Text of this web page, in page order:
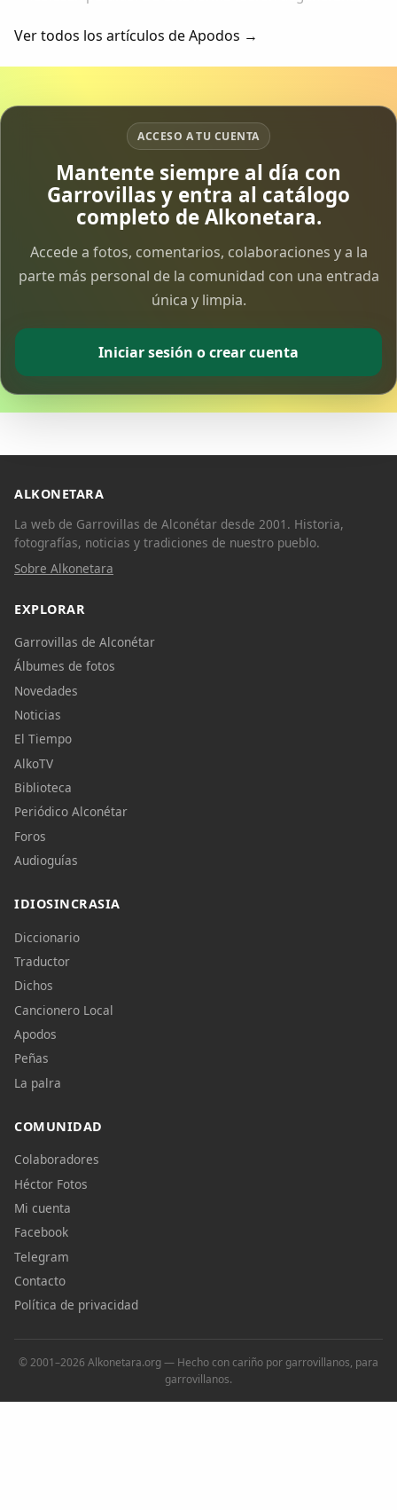
Ver todos los artículos de Apodos →
ACCESO A TU CUENTA
Mantente siempre al día con
Garrovillas y entra al catálogo
completo de Alkonetara.
Accede a fotos, comentarios, colaboraciones y a la
parte más personal de la comunidad con una entrada
única y limpia.
Iniciar sesión o crear cuenta
ALKONETARA
La web de Garrovillas de Alconétar desde 2001. Historia,
fotografías, noticias y tradiciones de nuestro pueblo.
Sobre Alkonetara
EXPLORAR
Garrovillas de Alconétar
Álbumes de fotos
Novedades
Noticias
El Tiempo
AlkoTV
Biblioteca
Periódico Alconétar
Foros
Audioguías
IDIOSINCRASIA
Diccionario
Traductor
Dichos
Cancionero Local
Apodos
Peñas
La palra
COMUNIDAD
Colaboradores
Héctor Fotos
Mi cuenta
Facebook
Telegram
Contacto
Política de privacidad
© 2001–2026 Alkonetara.org — Hecho con cariño por garrovillanos, para
garrovillanos.